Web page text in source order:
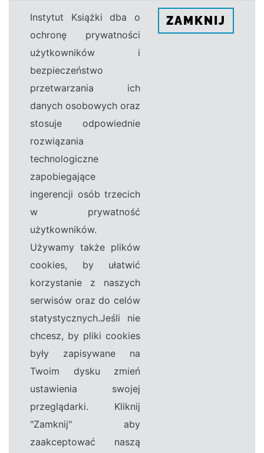
Instytut Książki dba o
ochronę prywatności
użytkowników i
bezpieczeństwo
przetwarzania ich
danych osobowych oraz
stosuje odpowiednie
rozwiązania
technologiczne
zapobiegające
ingerencji osób trzecich
w prywatność
użytkowników.
Używamy także plików
cookies, by ułatwić
korzystanie z naszych
serwisów oraz do celów
statystycznych.Jeśli nie
chcesz, by pliki cookies
były zapisywane na
Twoim dysku zmień
ustawienia swojej
przeglądarki. Kliknij
"Zamknij" aby
zaakceptować naszą
ZAMKNIJ